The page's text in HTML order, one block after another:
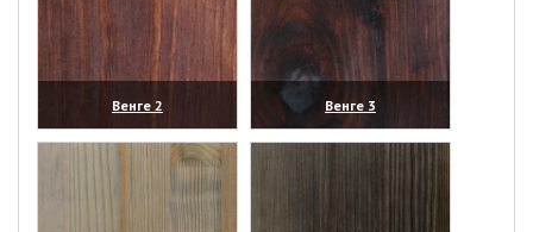
Венге 2
(увеличить)
Венге 3
(увеличить)